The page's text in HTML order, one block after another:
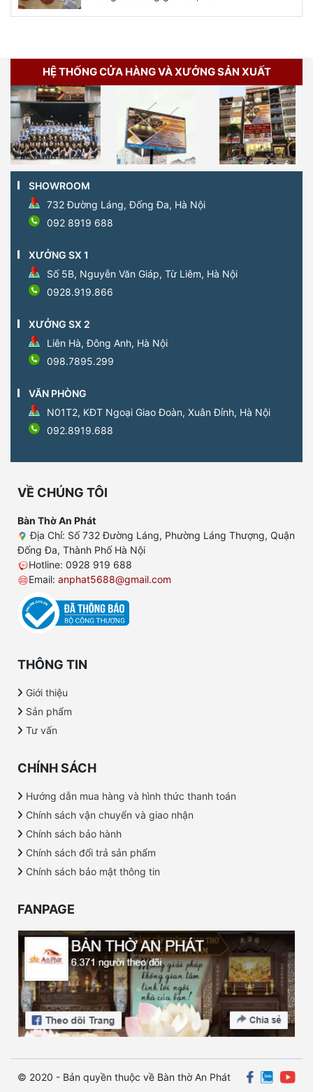
HỆ THỐNG CỬA HÀNG VÀ XƯỞNG SẢN XUẤT
SHOWROOM
732 Đường Láng, Đống Đa, Hà Nội
092 8919 688
XƯỞNG SX 1
Số 5B, Nguyễn Văn Giáp, Từ Liêm, Hà Nội
0928.919.866
XƯỞNG SX 2
Liên Hà, Đông Anh, Hà Nội
098.7895.299
VĂN PHÒNG
N01T2, KĐT Ngoại Giao Đoàn, Xuân Đỉnh, Hà Nội
092.8919.688
VỀ CHÚNG TÔI
Bàn Thờ An Phát
Địa Chỉ: Số 732 Đường Láng, Phường Láng Thượng, Quận
Đống Đa, Thành Phố Hà Nội
Hotline: 0928 919 688
Email: anphat5688@gmail.com
THÔNG TIN
Giới thiệu
Sản phẩm
Tư vấn
CHÍNH SÁCH
Hướng dẫn mua hàng và hình thức thanh toán
Chính sách vận chuyển và giao nhận
Chính sách bảo hành
Chính sách đổi trả sản phẩm
Chính sách bảo mật thông tin
FANPAGE
© 2020 - Bản quyền thuộc về Bàn thờ An Phát